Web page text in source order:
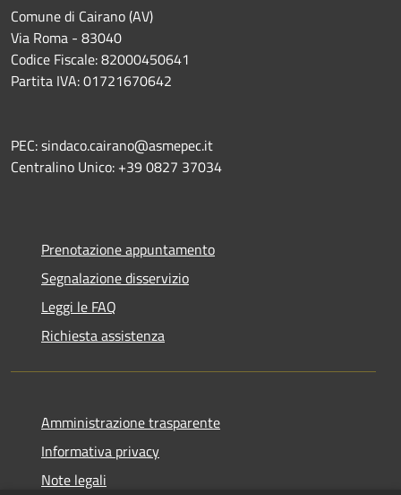
Comune di Cairano (AV)
Via Roma - 83040
Codice Fiscale: 82000450641
Partita IVA: 01721670642
PEC: sindaco.cairano@asmepec.it
Centralino Unico: +39 0827 37034
Prenotazione appuntamento
Segnalazione disservizio
Leggi le FAQ
Richiesta assistenza
Amministrazione trasparente
Informativa privacy
Note legali